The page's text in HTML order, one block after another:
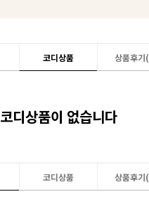
코디상품 상품후기(
코디상품이 없습니다
코디상품 상품후기(